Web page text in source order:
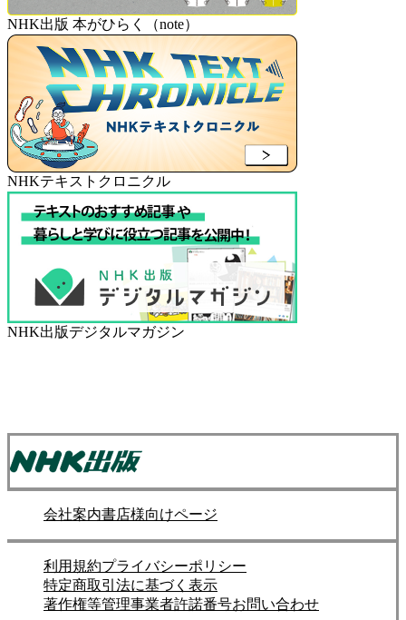
NHK出版 本がひらく（note）
NHKテキストクロニクル
NHK出版デジタルマガジン
会社案内書店様向けページ
利用規約プライバシーポリシー
特定商取引法に基づく表示
著作権等管理事業者許諾番号お問い合わせ